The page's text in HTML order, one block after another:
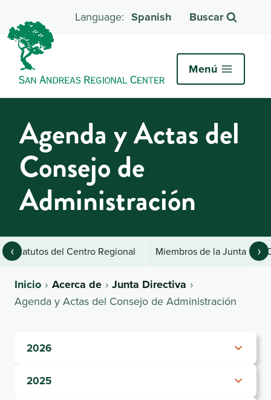
Spanish Buscar
Menú
Agenda y Actas del
Consejo de
Administración
Inicio Acerca de Junta Directiva
Agenda y Actas del Consejo de Administración
Estatutos del Centro Regional Miembros de la Junta
‹ ›
2026
2025